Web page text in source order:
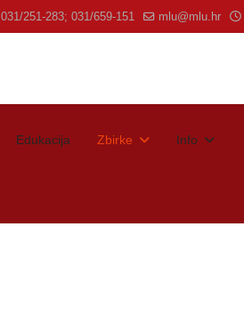
031/251-283; 031/659-151 mlu@mlu.hr
Edukacija Zbirke Info